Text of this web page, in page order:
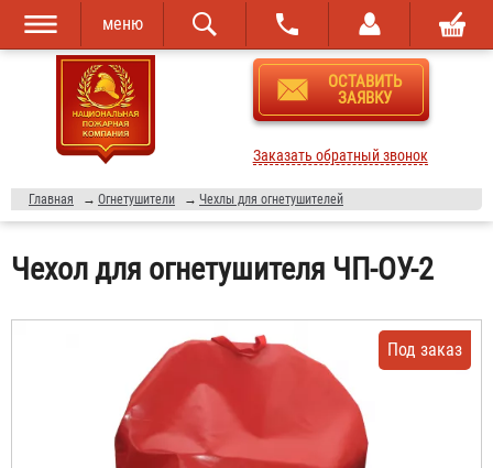
Перейти к
основному
содержанию
Skip to
navigation
меню
ОСТАВИТЬ
ЗАЯВКУ
Заказать обратный звонок
Главная → Огнетушители → Чехлы для огнетушителей
Чехол для огнетушителя ЧП-ОУ-2
Под заказ